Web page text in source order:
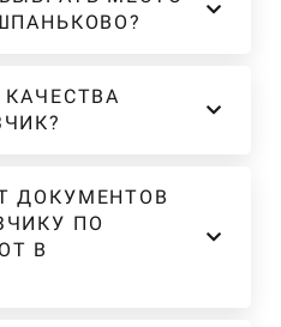
ДОКУМЕНТОВ
ПО
В